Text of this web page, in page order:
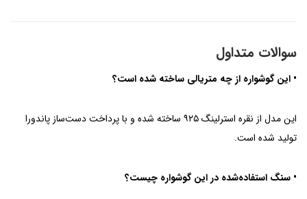
سوالات متداول
• این گوشواره از چه متریالی ساخته شده است؟
این مدل از نقره استرلینگ ۹۲۵ ساخته شده و با پرداخت دست‌ساز پاندورا
تولید شده است.
• سنگ استفاده‌شده در این گوشواره چیست؟